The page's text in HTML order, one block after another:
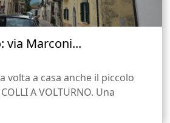
via Marconi...
volta a casa anche il piccolo
A VOLTURNO. Una